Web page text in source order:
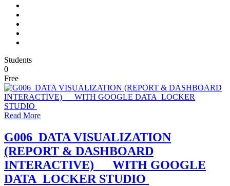
Students
0
Free
Read More
G006 DATA VISUALIZATION
(REPORT & DASHBOARD
INTERACTIVE) WITH GOOGLE
DATA LOCKER STUDIO